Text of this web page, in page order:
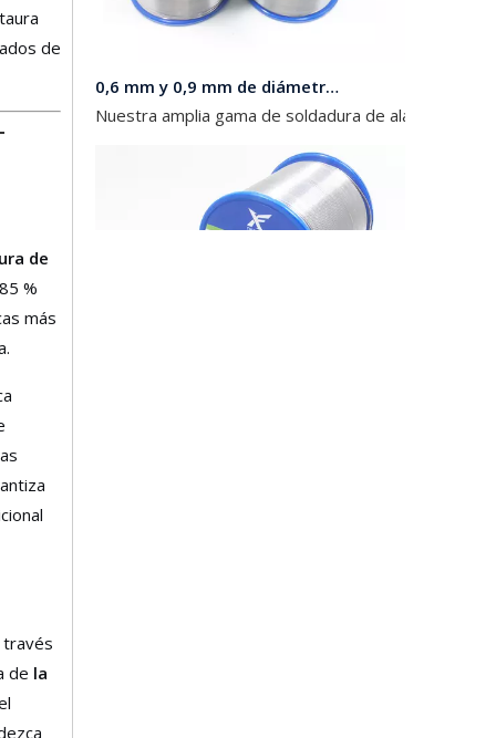
de
de
%
más
través
de la
Nuestra amplia gama de soldadura de alambre